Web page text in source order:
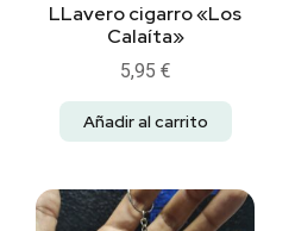
LLavero cigarro «Los
Calaíta»
5,95 €
Añadir al carrito